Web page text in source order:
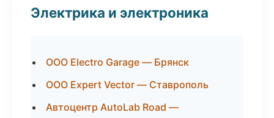
Электрика и электроника
ООО Electro Garage — Брянск
ООО Expert Vector — Ставрополь
Автоцентр AutoLab Road —